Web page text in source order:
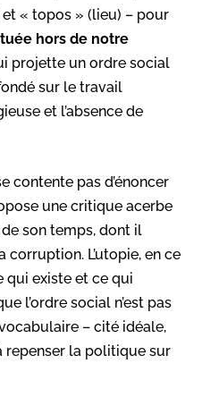
« topos » (lieu) – pour
hors de notre
projette un ordre social
sur le travail
et l’absence de
contente pas d’énoncer
une critique acerbe
son temps, dont il
L’utopie, en ce
qui existe et ce qui
l’ordre social n’est pas
– cité idéale,
repenser la politique sur